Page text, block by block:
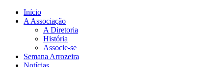
Início
A Associação
A Diretoria
História
Associe-se
Semana Arrozeira
Notícias